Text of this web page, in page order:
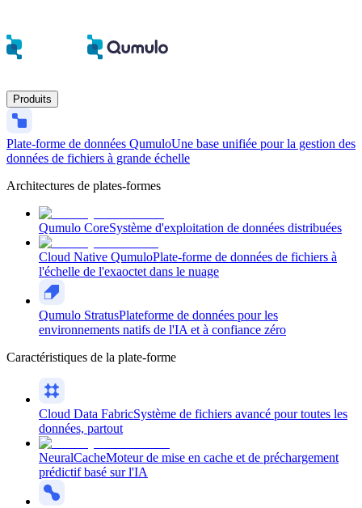
Produits
Plate-forme de données QumuloUne base unifiée pour la gestion des
données de fichiers à grande échelle
Architectures de plates-formes
Qumulo CoreSystème d'exploitation de données distribuées
Cloud Native QumuloPlate-forme de données de fichiers à
l'échelle de l'exaoctet dans le nuage
Qumulo StratusPlateforme de données pour les
environnements natifs de l'IA et à confiance zéro
Caractéristiques de la plate-forme
Cloud Data FabricSystème de fichiers avancé pour toutes les
données, partout
NeuralCacheMoteur de mise en cache et de préchargement
prédictif basé sur l'IA